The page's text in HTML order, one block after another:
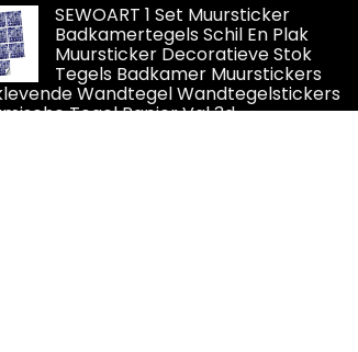
SEWOART 1 Set Muursticker
Badkamertegels Schil En Plak
Muursticker Decoratieve Stok
Tegels Badkamer Muurstickers
Wandtegel Wandtegelstickers
Tegel Papier Val 3d